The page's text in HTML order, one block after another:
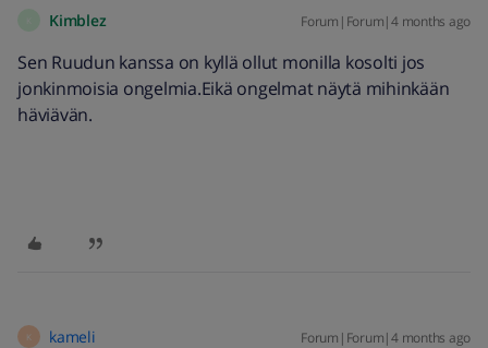
Kimblez Forum|Forum|4 months ago
Sen Ruudun kanssa on kyllä ollut monilla kosolti jos
jonkinmoisia ongelmia.Eikä ongelmat näytä mihinkään
häviävän.
K kameli Forum|Forum|4 months ago